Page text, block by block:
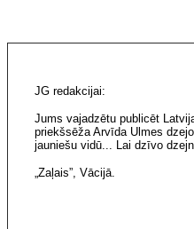
JG redakcijai:
Jums vajadzētu publicēt
priekšsēža Arvīda Ulmes
jauniešu vidū... Lai dzīvo
„Zaļais”, Vācijā.